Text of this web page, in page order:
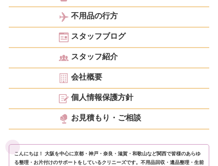
不用品の行方
スタッフブログ
スタッフ紹介
会社概要
個人情報保護方針
お見積もり・ご相談
こんにちは！ 大阪を中心に京都・神戸・奈良・滋賀・和歌山など関西で皆様のあらゆ
る整理・お片付けのサポートをしているクリニーズです。不用品回収・遺品整理・生前